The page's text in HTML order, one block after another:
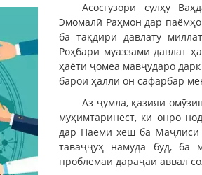
Асосгузори сулҳу
Эмомалӣ Раҳмон дар
ба тақдири давлату
Роҳбари муаззами давлат
ҳаёти ҷомеа мавҷударо
барои ҳалли он сафарбар
Аз ҷумла, қазияи
муҳимтаринест, ки онро
дар Паёми хеш ба Маҷлиси
таваҷҷуҳ намуда буд, ба
проблемаи дараҷаи аввал